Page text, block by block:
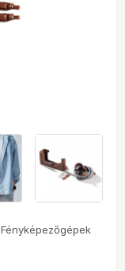
Fényképezőgépek